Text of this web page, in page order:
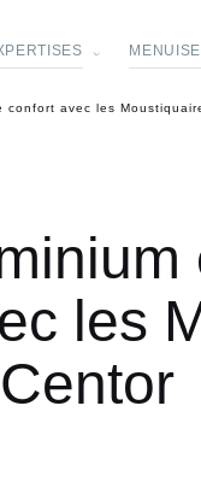
confort avec les
les